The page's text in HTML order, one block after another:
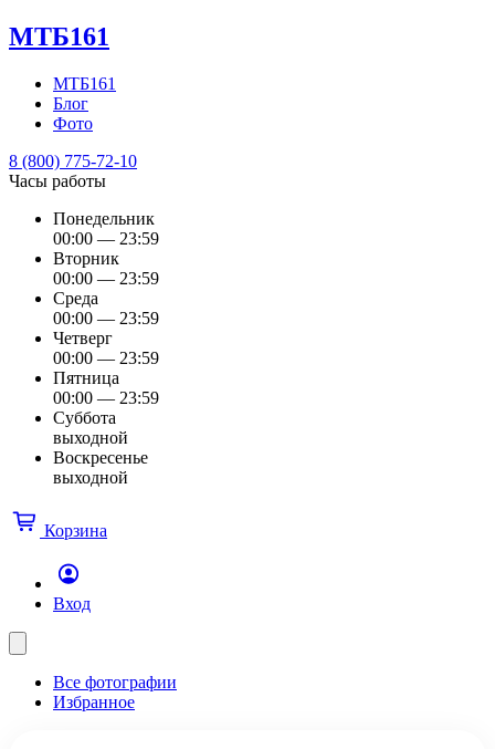
МТБ161
МТБ161
Блог
Фото
8 (800) 775-72-10
Часы работы
Понедельник
00:00 — 23:59
Вторник
00:00 — 23:59
Среда
00:00 — 23:59
Четверг
00:00 — 23:59
Пятница
00:00 — 23:59
Суббота
выходной
Воскресенье
выходной
Корзина
Вход
Все фотографии
Избранное